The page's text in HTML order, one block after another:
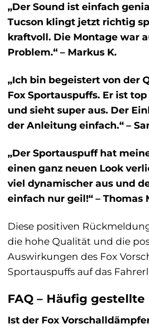
„Der Sound ist einfach
Tucson klingt jetzt richtig
kraftvoll. Die Montage war
Problem.“ – Markus K.
„Ich bin begeistert von der
Fox Sportauspuffs. Er ist
und sieht super aus. Der
der Anleitung einfach.“ –
„Der Sportauspuff hat
einen ganz neuen Look
viel dynamischer aus und
einfach nur geil!“ – Thomas
Diese positiven
die hohe Qualität und die
Auswirkungen des Fox
Sportauspuffs auf das
FAQ – Häufig gestellte
Ist der Fox